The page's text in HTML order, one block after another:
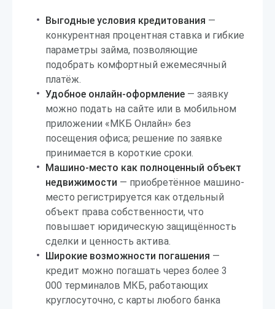
Выгодные условия кредитования —
конкурентная процентная ставка и гибкие
параметры займа, позволяющие
подобрать комфортный ежемесячный
платёж.
Удобное онлайн-оформление — заявку
можно подать на сайте или в мобильном
приложении «МКБ Онлайн» без
посещения офиса; решение по заявке
принимается в короткие сроки.
Машино-место как полноценный объект
недвижимости — приобретённое машино-
место регистрируется как отдельный
объект права собственности, что
повышает юридическую защищённость
сделки и ценность актива.
Широкие возможности погашения —
кредит можно погашать через более 3
000 терминалов МКБ, работающих
круглосуточно, с карты любого банка